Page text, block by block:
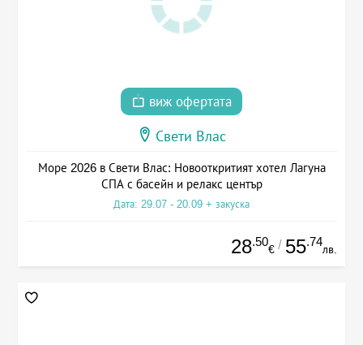
виж офертата
Свети Влас
Море 2026 в Свети Влас: Новооткритият хотел Лагуна
СПА с басейн и релакс център
Дата: 29.07 - 20.09 + закуска
28.50
€ / 55.74
лв.